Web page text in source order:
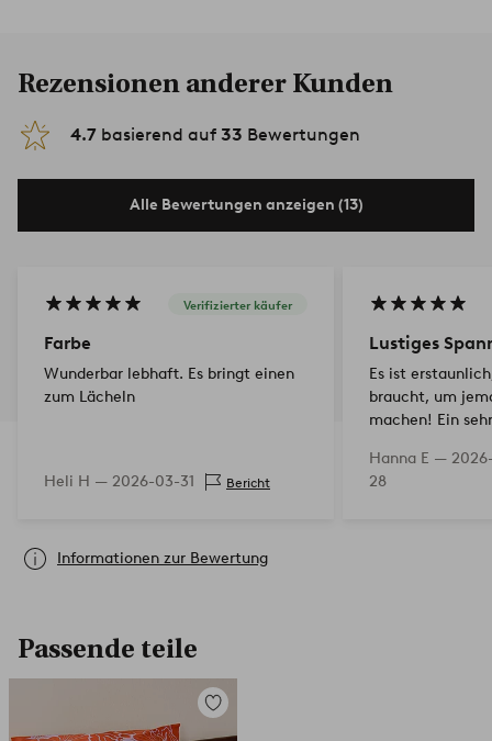
Rezensionen anderer Kunden
4.7 basierend auf 33 Bewertungen
Alle Bewertungen anzeigen (13)
Verifizierter käufer
Farbe
Wunderbar lebhaft. Es bringt einen
zum Lächeln
Heli H — 2026-03-31 Bericht
Lustiges
Es ist
braucht, um
machen! Ein
Qualität.
Hanna E —
28
Informationen zur Bewertung
Passende teile
Zu